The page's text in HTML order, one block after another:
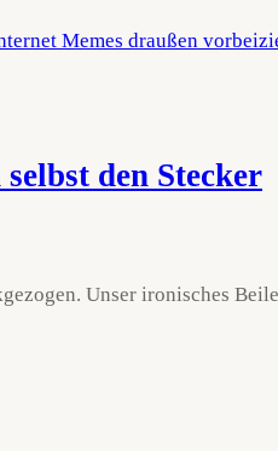
den Stecker
Unser ironisches